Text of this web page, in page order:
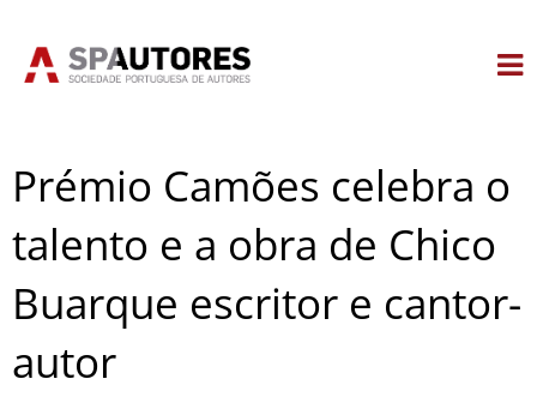
Prémio Camões celebra o
talento e a obra de Chico
Buarque escritor e cantor-
autor